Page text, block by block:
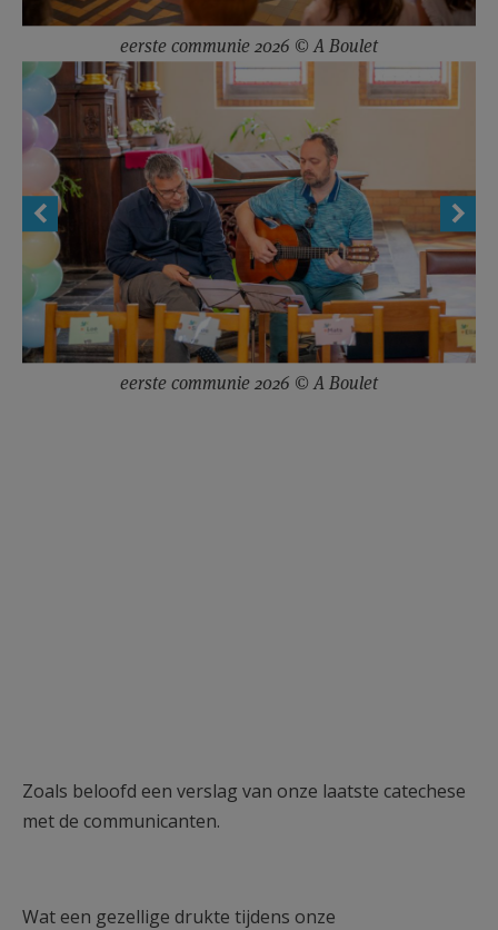
eerste communie 2026 © A Boulet
eerste communie 2026 © A Boulet
Zoals beloofd een verslag van onze laatste catechese
met de communicanten.
Wat een gezellige drukte tijdens onze